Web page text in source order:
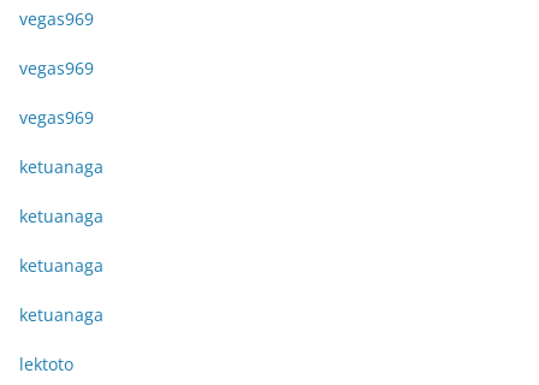
vegas969
vegas969
vegas969
ketuanaga
ketuanaga
ketuanaga
ketuanaga
lektoto